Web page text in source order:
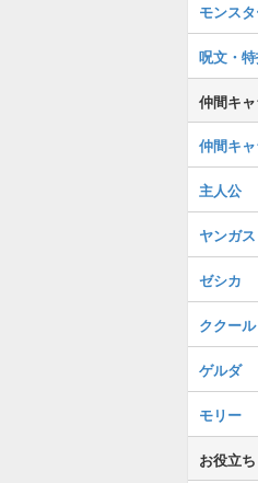
モンス
呪文・
仲間キ
仲間キ
主人公
ヤンガス
ゼシカ
ククール
ゲルダ
モリー
お役立